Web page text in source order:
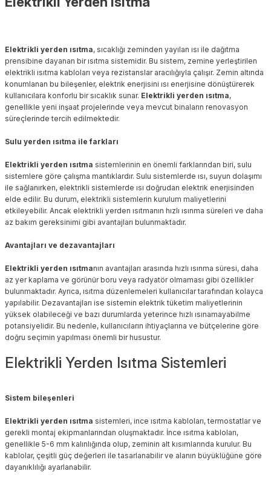
Elektrikli yerden ısıtma, sıcaklığı zeminden yayılan ısı ile dağıtma
prensibine dayanan bir ısıtma sistemidir. Bu sistem, zemine yerleştirilen
elektrikli ısıtma kabloları veya rezistanslar aracılığıyla çalışır. Zemin altında
konumlanan bu bileşenler, elektrik enerjisini ısı enerjisine dönüştürerek
kullanıcılara konforlu bir sıcaklık sunar. Elektrikli yerden ısıtma,
genellikle yeni inşaat projelerinde veya mevcut binaların renovasyon
süreçlerinde tercih edilmektedir.
Sulu yerden ısıtma ile farkları
Elektrikli yerden ısıtma sistemlerinin en önemli farklarından biri, sulu
sistemlere göre çalışma mantıklardır. Sulu sistemlerde ısı, suyun dolaşımı
ile sağlanırken, elektrikli sistemlerde ısı doğrudan elektrik enerjisinden
elde edilir. Bu durum, elektrikli sistemlerin kurulum maliyetlerini
etkileyebilir. Ancak elektrikli yerden ısıtmanın hızlı ısınma süreleri ve daha
az bakım gereksinimi gibi avantajları bulunmaktadır.
Avantajları ve dezavantajları
Elektrikli yerden ısıtmanın avantajları arasında hızlı ısınma süresi, daha
az yer kaplama ve görünür boru veya radyatör olmaması gibi özellikler
bulunmaktadır. Ayrıca, ısıtma düzenlemeleri kullanıcılar tarafından kolayca
yapılabilir. Dezavantajları ise sistemin elektrik tüketim maliyetlerinin
yüksek olabileceği ve bazı durumlarda yeterince hızlı ısınamayabilme
potansiyelidir. Bu nedenle, kullanıcıların ihtiyaçlarına ve bütçelerine göre
doğru seçimin yapılması önemli bir husustur.
Elektrikli Yerden Isıtma Sistemleri
Sistem bileşenleri
Elektrikli yerden ısıtma sistemleri, ince ısıtma kabloları, termostatlar ve
gerekli montaj ekipmanlarından oluşmaktadır. İnce ısıtma kabloları,
genellikle 5-6 mm kalınlığında olup, zeminin alt kısımlarında kurulur. Bu
kablolar, çeşitli güç değerleri ile tasarlanabilir ve alanın büyüklüğüne göre
dayanıklılığı ayarlanabilir.